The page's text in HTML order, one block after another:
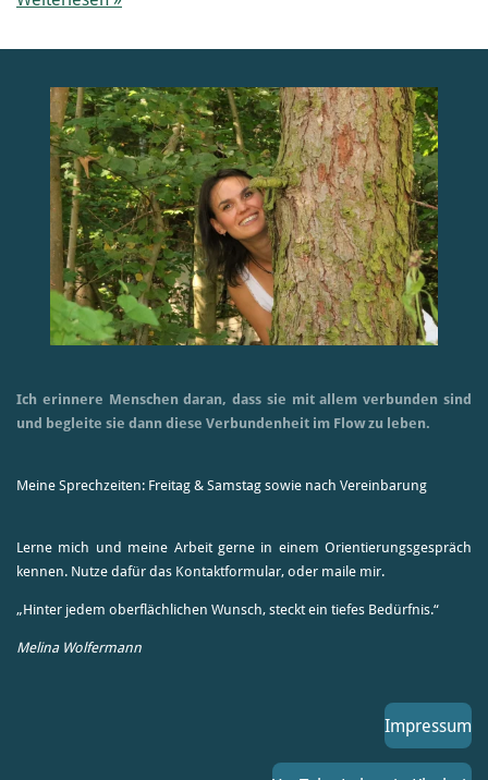
Ich erinnere Menschen daran, dass sie mit allem verbunden sind
und begleite sie dann diese Verbundenheit im Flow zu leben.
Meine Sprechzeiten: Freitag & Samstag sowie nach Vereinbarung
Lerne mich und meine Arbeit gerne in einem Orientierungsgespräch
kennen. Nutze dafür das Kontaktformular, oder maile mir.
„Hinter jedem oberflächlichen Wunsch, steckt ein tiefes Bedürfnis.“
Melina Wolfermann
Impressum